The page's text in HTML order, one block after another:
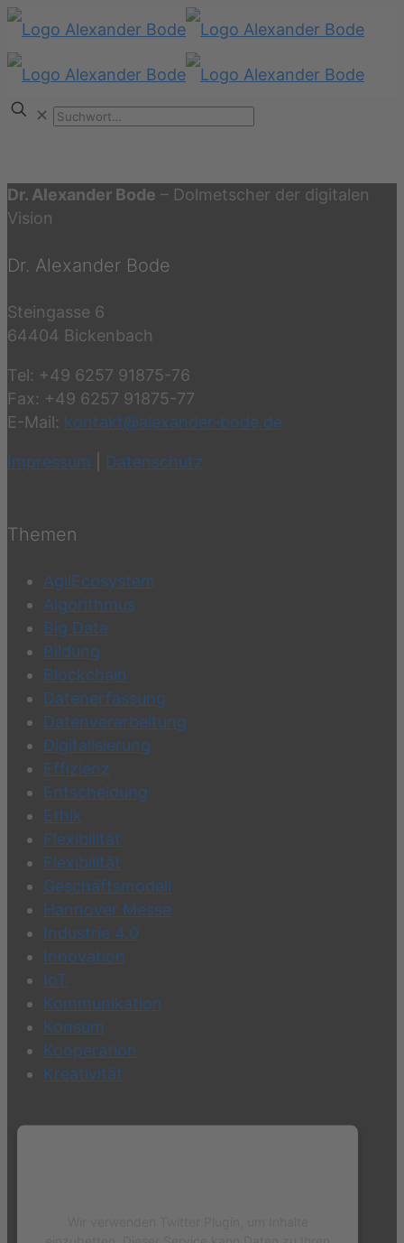
✕
Dr. Alexander Bode – Dolmetscher der digitalen
Vision
Dr. Alexander Bode
Steingasse 6
64404 Bickenbach
Tel: +49 6257 91875-76
Fax: +49 6257 91875-77
E-Mail: kontakt@alexander-bode.de
Impressum Datenschutz
Themen
AgilEcosystem
Algorithmus
Big Data
Bildung
Blockchain
Datenerfassung
Datenverarbeitung
Digitalisierung
Effizienz
Entscheidung
Ethik
Flexibilität
Flexibilität
Geschäftsmodell
Hannover Messe
Industrie 4.0
Innovation
IoT
Kommunikation
Konsum
Kooperation
Kreativität